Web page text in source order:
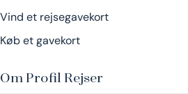
Vind et rejsegavekort
Køb et gavekort
Om Profil Rejser